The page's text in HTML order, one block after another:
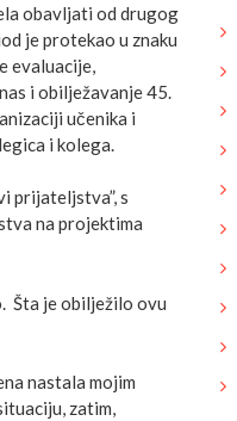
obavljati od drugog
je protekao u znaku
evaluacije,
i obilježavanje 45.
učenika i
i kolega.
prijateljstva”, s
na projektima
Šta je obilježilo ovu
nastala mojim
zatim,